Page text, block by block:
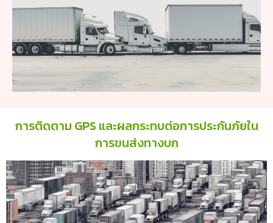
การติดตาม GPS และผลกระทบต่อการประกันภัยใน
การขนส่งทางบก